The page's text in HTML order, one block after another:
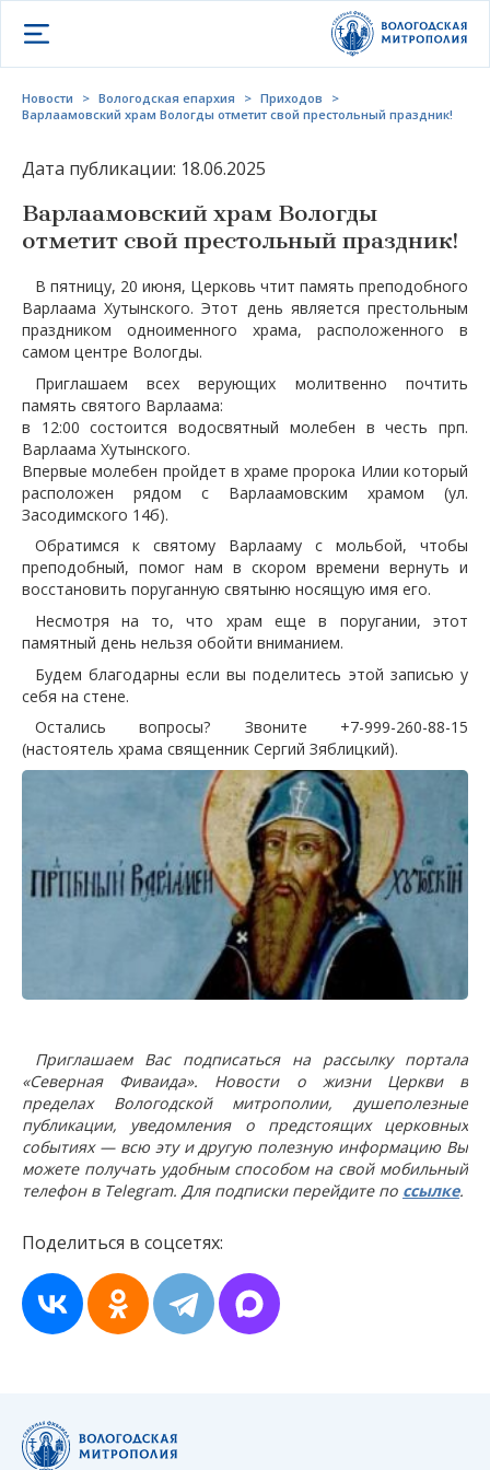
Открыть меню
Новости > Вологодская епархия > Приходов
>
Варлаамовский храм Вологды отметит свой престольный праздник!
Дата публикации: 18.06.2025
Варлаамовский храм Вологды
отметит свой престольный праздник!
В пятницу, 20 июня, Церковь чтит память преподобного
Варлаама Хутынского. Этот день является престольным
праздником одноименного храма, расположенного в
самом центре Вологды.
Приглашаем всех верующих молитвенно почтить
память святого Варлаама:
в 12:00 состоится водосвятный молебен в честь прп.
Варлаама Хутынского.
Впервые молебен пройдет в храме пророка Илии который
расположен рядом с Варлаамовским храмом (ул.
Засодимского 14б).
Обратимся к святому Варлааму с мольбой, чтобы
преподобный, помог нам в скором времени вернуть и
восстановить поруганную святыню носящую имя его.
Несмотря на то, что храм еще в поругании, этот
памятный день нельзя обойти вниманием.
Будем благодарны если вы поделитесь этой записью у
себя на стене.
Остались вопросы? Звоните +7-999-260-88-15
(настоятель храма священник Сергий Зяблицкий).
Приглашаем Вас подписаться на рассылку портала
«Северная Фиваида». Новости о жизни Церкви в
пределах Вологодской митрополии, душеполезные
публикации, уведомления о предстоящих церковных
событиях — всю эту и другую полезную информацию Вы
можете получать удобным способом на свой мобильный
телефон в Telegram. Для подписки перейдите по ссылке.
Поделиться в соцсетях: